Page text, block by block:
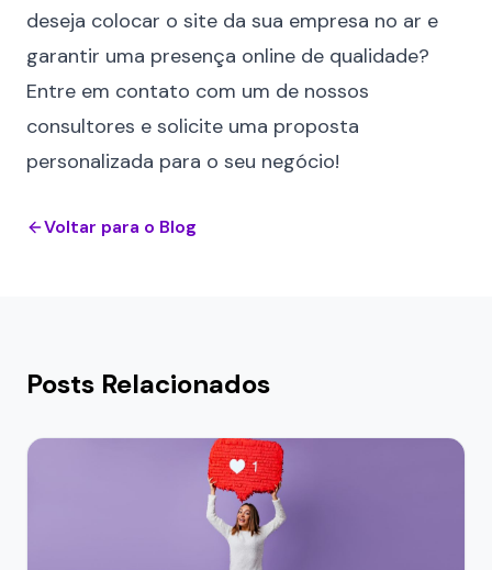
deseja colocar o site da sua empresa no ar e
garantir uma presença online de qualidade?
Entre em contato com um de nossos
consultores e solicite uma proposta
personalizada para o seu negócio!
Voltar para o Blog
Posts Relacionados